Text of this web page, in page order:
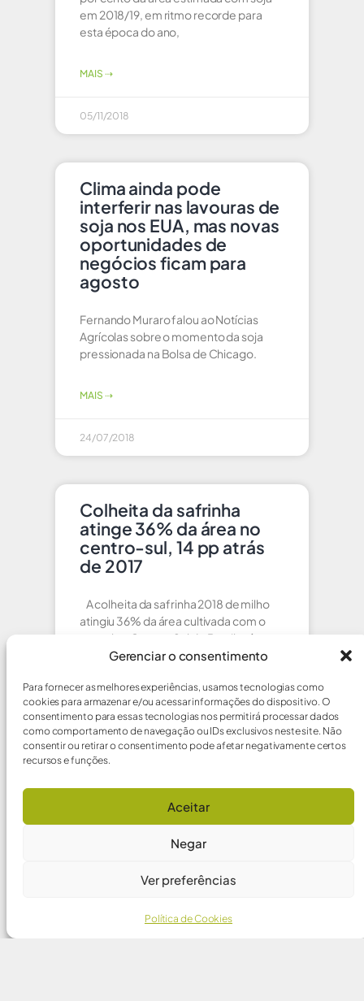
Gerenciar o consentimento
Para fornecer as melhores experiências, usamos tecnologias como
cookies para armazenar e/ou acessar informações do dispositivo. O
consentimento para essas tecnologias nos permitirá processar dados
como comportamento de navegação ou IDs exclusivos neste site. Não
consentir ou retirar o consentimento pode afetar negativamente certos
recursos e funções.
Aceitar
Negar
Ver preferências
Política de Cookies
em 2018/19, em ritmo recorde para
esta época do ano,
MAIS ⇢
05/11/2018
Clima ainda pode
interferir nas lavouras de
soja nos EUA, mas novas
oportunidades de
negócios ficam para
agosto
Fernando Muraro falou ao Notícias
Agrícolas sobre o momento da soja
pressionada na Bolsa de Chicago.
MAIS ⇢
24/07/2018
Colheita da safrinha
atinge 36% da área no
centro-sul, 14 pp atrás
de 2017
A colheita da safrinha 2018 de milho
atingiu 36% da área cultivada com o
cereal no Centro-Sul do Brasil até
quinta-feira (19), disse
MAIS ⇢
20/07/2018
Você acha que o camisa 10 do Brasil é